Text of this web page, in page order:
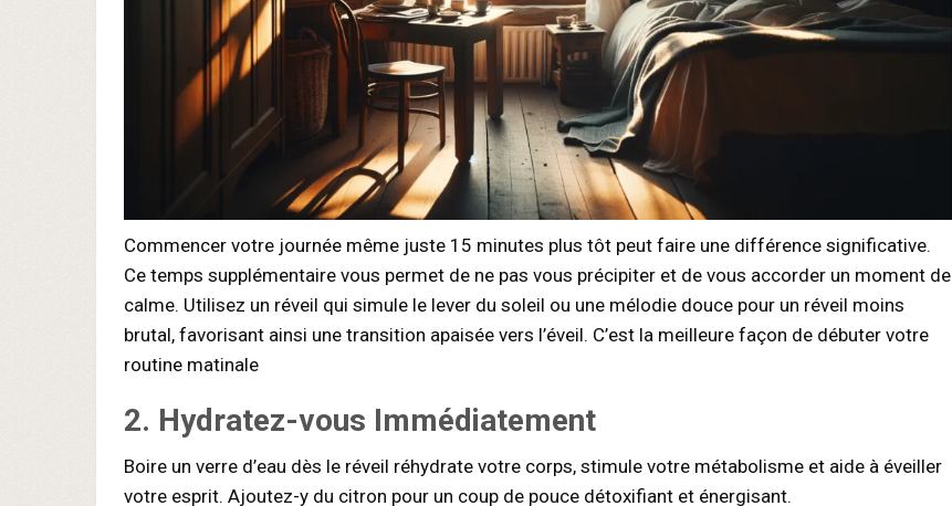
Commencer votre journée même juste 15 minutes plus tôt peut faire une différence significative.
Ce temps supplémentaire vous permet de ne pas vous précipiter et de vous accorder un moment de
calme. Utilisez un réveil qui simule le lever du soleil ou une mélodie douce pour un réveil moins
brutal, favorisant ainsi une transition apaisée vers l’éveil. C’est la meilleure façon de débuter votre
routine matinale
2. Hydratez-vous Immédiatement
Boire un verre d’eau dès le réveil réhydrate votre corps, stimule votre métabolisme et aide à éveiller
votre esprit. Ajoutez-y du citron pour un coup de pouce détoxifiant et énergisant.